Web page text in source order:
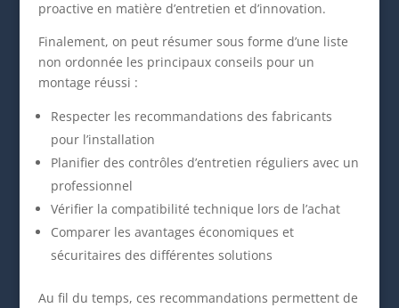
proactive en matière d’entretien et d’innovation.
Finalement, on peut résumer sous forme d’une liste
non ordonnée les principaux conseils pour un
montage réussi :
Respecter les recommandations des fabricants
pour l’installation
Planifier des contrôles d’entretien réguliers avec un
professionnel
Vérifier la compatibilité technique lors de l’achat
Comparer les avantages économiques et
sécuritaires des différentes solutions
Au fil du temps, ces recommandations permettent de